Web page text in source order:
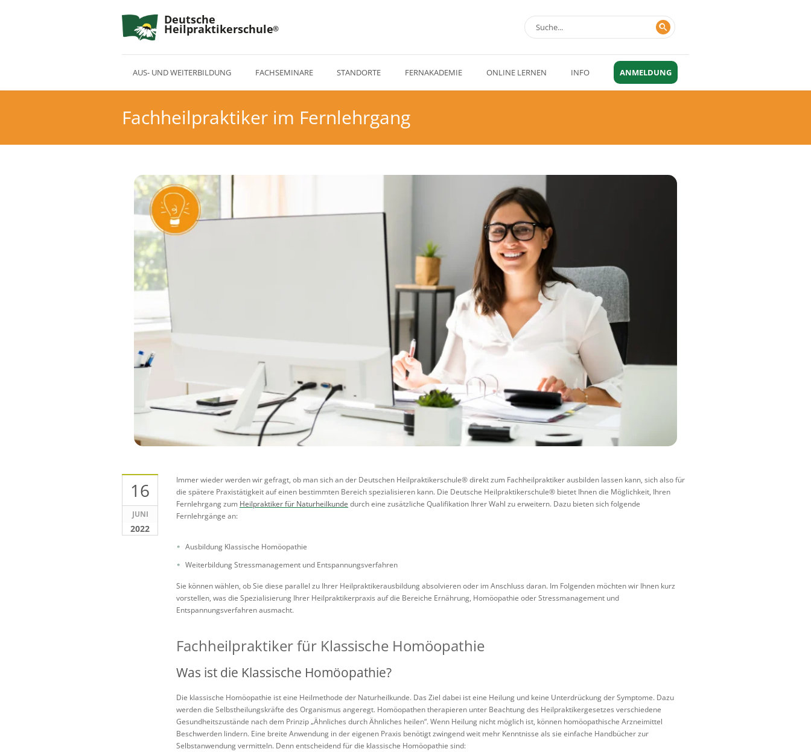
Deutsche
Heilpraktikerschule
AUS- UND WEITERBILDUNG FACHSEMINARE STANDORTE FERNAKADEMIE ONLINE LERNEN INFO ANMELDUNG
Fachheilpraktiker im Fernlehrgang
16
JUNI
2022
Immer wieder werden wir gefragt, ob man sich an der Deutschen Heilpraktikerschule® direkt zum Fachheilpraktiker ausbilden lassen kann, sich also für
die spätere Praxistätigkeit auf einen bestimmten Bereich spezialisieren kann. Die Deutsche Heilpraktikerschule® bietet Ihnen die Möglichkeit, Ihren
Fernlehrgang zum Heilpraktiker für Naturheilkunde durch eine zusätzliche Qualifikation Ihrer Wahl zu erweitern. Dazu bieten sich folgende
Fernlehrgänge an:
Ausbildung Klassische Homöopathie
Weiterbildung Stressmanagement und Entspannungsverfahren
Sie können wählen, ob Sie diese parallel zu Ihrer Heilpraktikerausbildung absolvieren oder im Anschluss daran. Im Folgenden möchten wir Ihnen kurz
vorstellen, was die Spezialisierung Ihrer Heilpraktikerpraxis auf die Bereiche Ernährung, Homöopathie oder Stressmanagement und
Entspannungsverfahren ausmacht.
Fachheilpraktiker für Klassische Homöopathie
Was ist die Klassische Homöopathie?
Die klassische Homöopathie ist eine Heilmethode der Naturheilkunde. Das Ziel dabei ist eine Heilung und keine Unterdrückung der Symptome. Dazu
werden die Selbstheilungskräfte des Organismus angeregt. Homöopathen therapieren unter Beachtung des Heilpraktikergesetzes verschiedene
Gesundheitszustände nach dem Prinzip „Ähnliches durch Ähnliches heilen“. Wenn Heilung nicht möglich ist, können homöopathische Arzneimittel
Beschwerden lindern. Eine breite Anwendung in der eigenen Praxis benötigt zwingend weit mehr Kenntnisse als sie einfache Handbücher zur
Selbstanwendung vermitteln. Denn entscheidend für die klassische Homöopathie sind: